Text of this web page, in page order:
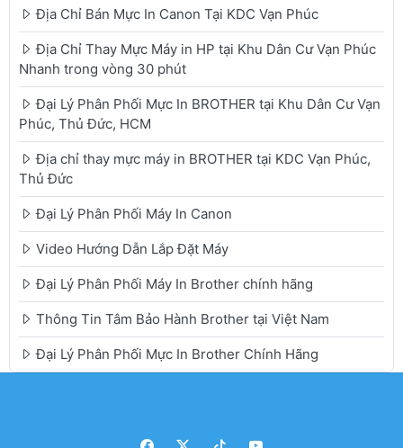
Địa Chỉ Bán Mực In Canon Tại KDC Vạn Phúc
Địa Chỉ Thay Mực Máy in HP tại Khu Dân Cư Vạn Phúc
Nhanh trong vòng 30 phút
Đại Lý Phân Phối Mực In BROTHER tại Khu Dân Cư Vạn
Phúc, Thủ Đức, HCM
Địa chỉ thay mực máy in BROTHER tại KDC Vạn Phúc,
Thủ Đức
Đại Lý Phân Phối Máy In Canon
Video Hướng Dẫn Lắp Đặt Máy
Đại Lý Phân Phối Máy In Brother chính hãng
Thông Tin Tâm Bảo Hành Brother tại Việt Nam
Đại Lý Phân Phối Mực In Brother Chính Hãng